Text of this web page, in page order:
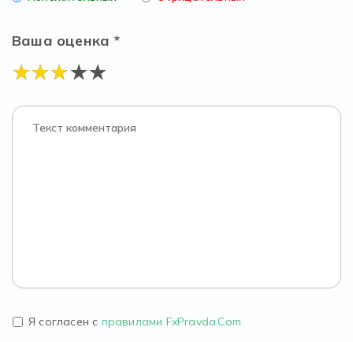
Ваша оценка *
Я согласен с правилами FxPravda.Com